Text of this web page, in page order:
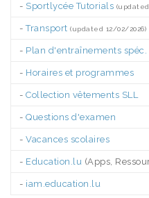
- Sportlycée Tutorials
-Transport (updated 12/02/2026)
- Plan d'entraînements spéc.
- Horaires et programmes
- Collection vêtements SLL
- Questions d'examen
- Vacances scolaires
- Education.lu (Apps,
- iam.education.lu